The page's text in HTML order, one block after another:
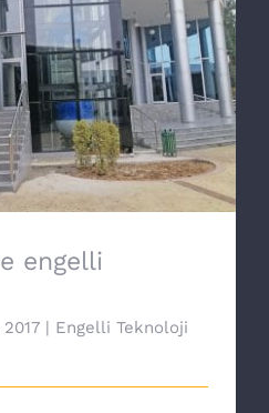
engelli asansörü
engelli
| Engelli Teknoloji